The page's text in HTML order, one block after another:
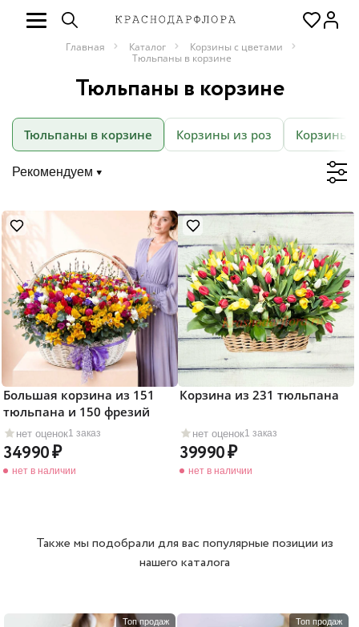
Главная Каталог
Корзины с цветами
Тюльпаны в корзине
Тюльпаны в корзине
Тюльпаны в корзине Корзины из роз Корзины
Рекомендуем
нет оценок1 заказ
Большая корзина из 151
тюльпана и 150 фрезий
34990
нет в наличии
нет оценок1 заказ
Корзина из 231 тюльпана
39990
нет в наличии
Также мы подобрали для вас популярные позиции из
нашего каталога
Топ продаж Топ продаж